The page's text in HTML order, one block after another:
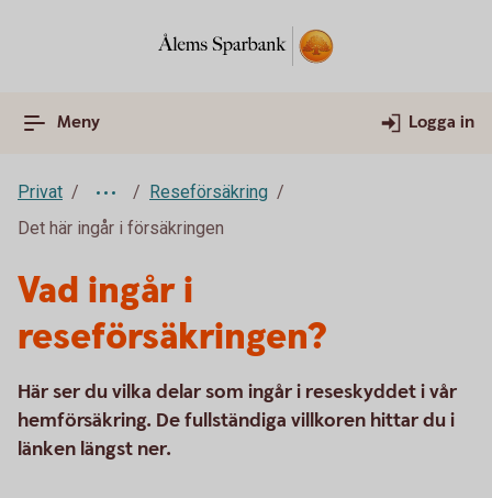
Meny Logga in
Privat
Reseförsäkring
Det här ingår i försäkringen
Vad ingår i
reseförsäkringen?
Här ser du vilka delar som ingår i reseskyddet i vår
hemförsäkring. De fullständiga villkoren hittar du i
länken längst ner.